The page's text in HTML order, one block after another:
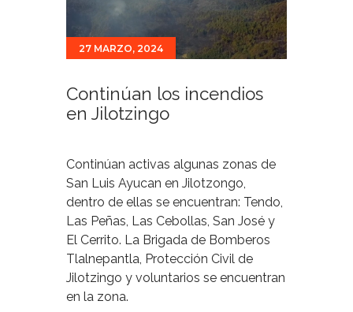
Promociones
Noticias
Para ti
Contacto
27 MARZO, 2024
Continúan los incendios
en Jilotzingo
Continúan activas algunas zonas de
San Luis Ayucan en Jilotzongo,
dentro de ellas se encuentran: Tendo,
Las Peñas, Las Cebollas, San José y
El Cerrito. La Brigada de Bomberos
Tlalnepantla, Protección Civil de
Jilotzingo y voluntarios se encuentran
en la zona.